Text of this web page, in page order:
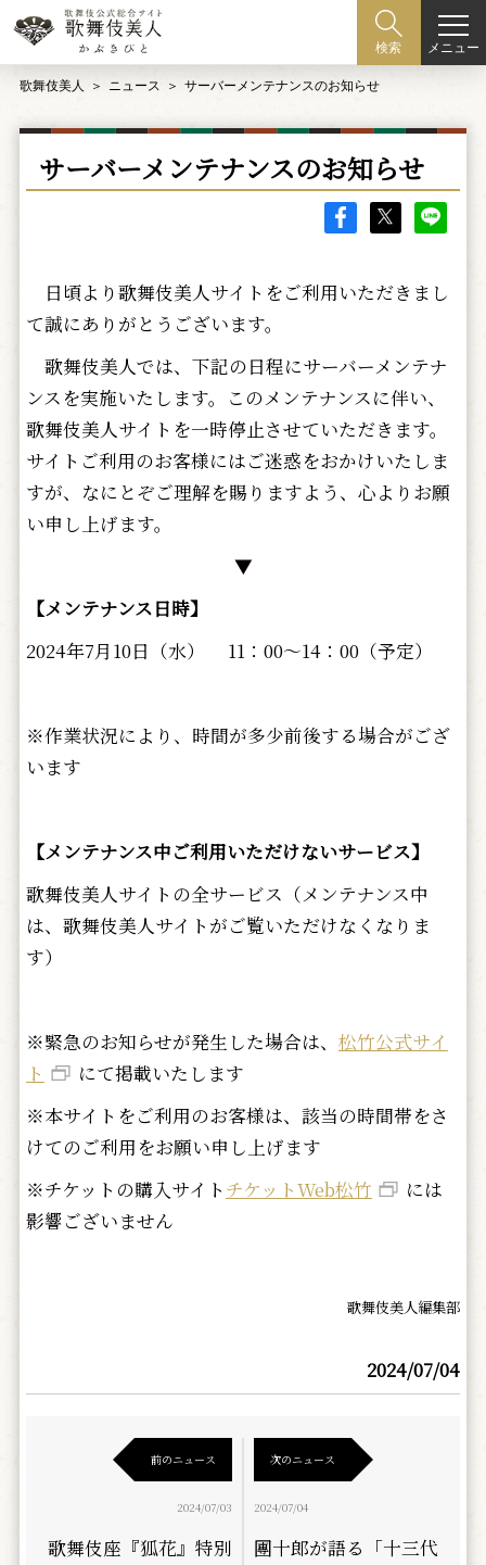
検索 メニュー
歌舞伎美人 ニュース サーバーメンテナンスのお知らせ
サーバーメンテナンスのお知らせ
日頃より歌舞伎美人サイトをご利用いただきまし
て誠にありがとうございます。
歌舞伎美人では、下記の日程にサーバーメンテナ
ンスを実施いたします。このメンテナンスに伴い、
歌舞伎美人サイトを一時停止させていただきます。
サイトご利用のお客様にはご迷惑をおかけいたしま
すが、なにとぞご理解を賜りますよう、心よりお願
い申し上げます。
▼
【メンテナンス日時】
2024年7月10日（水） 11：00～14：00（予定）
※作業状況により、時間が多少前後する場合がござ
います
【メンテナンス中ご利用いただけないサービス】
歌舞伎美人サイトの全サービス（メンテナンス中
は、歌舞伎美人サイトがご覧いただけなくなりま
す）
※緊急のお知らせが発生した場合は、 松竹公式サイ
ト
にて掲載いたします
※本サイトをご利用のお客様は、該当の時間帯をさ
けてのご利用をお願い申し上げます
※チケットの購入サイト チケットWeb松竹
には
影響ございません
歌舞伎美人編集部
2024/07/04
前のニュース
2024/07/03
歌舞伎座『狐花』特別
次のニュース
2024/07/04
團十郎が語る「十三代